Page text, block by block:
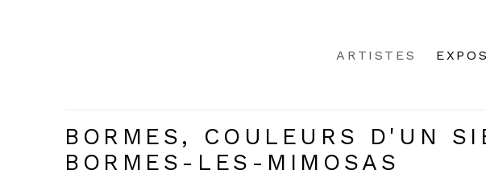
ARTISTES
BORMES, COULEURS D'UN
BORMES-LES-MIMOSAS